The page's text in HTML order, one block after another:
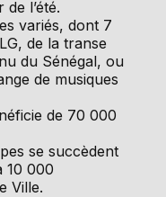
l’été.
variés, dont 7
de la transe
du Sénégal, ou
de musiques
de 70 000
se succèdent
10 000
Ville.